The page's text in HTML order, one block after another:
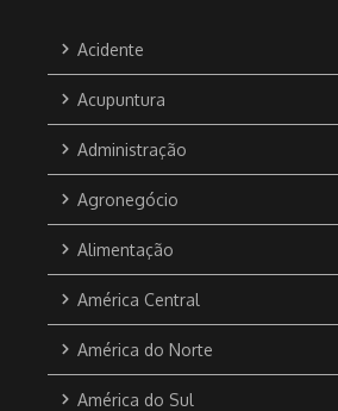
Acidente
Acupuntura
Administração
Agronegócio
Alimentação
América Central
América do Norte
América do Sul